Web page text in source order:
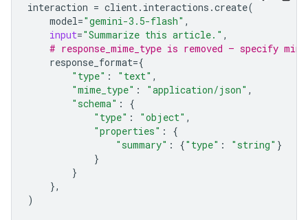
interaction = client. interactions .create(
model="gemini-3.5-flash" ,
input="Summarize this article." ,
# response_mime_type is removed — specify
response_format={
"type" : "text" ,
"mime_type" : "application/json" ,
"schema" :
{
"type" : "object" ,
"properties" :
{
"summary" : {"type" : "string" }
}
}
},
)